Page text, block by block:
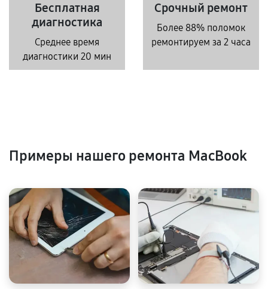
Бесплатная
диагностика
Среднее время
диагностики 20 мин
Срочный ремонт
Более 88% поломок
ремонтируем за 2 часа
Примеры нашего ремонта MacBook